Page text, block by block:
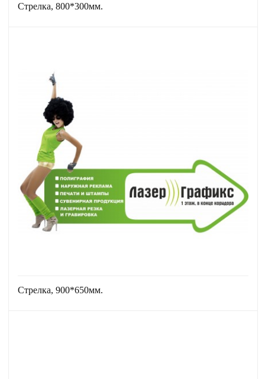
Стрелка, 800*300мм.
Стрелка, 900*650мм.